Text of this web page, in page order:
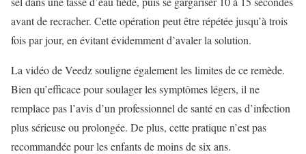
avant de recracher. Cette opération peut être répétée jusqu’à trois
fois par jour, en évitant évidemment d’avaler la solution.
La vidéo de Veedz souligne également les limites de ce remède.
Bien qu’efficace pour soulager les symptômes légers, il ne
remplace pas l’avis d’un professionnel de santé en cas d’infection
plus sérieuse ou prolongée. De plus, cette pratique n’est pas
recommandée pour les enfants de moins de six ans.